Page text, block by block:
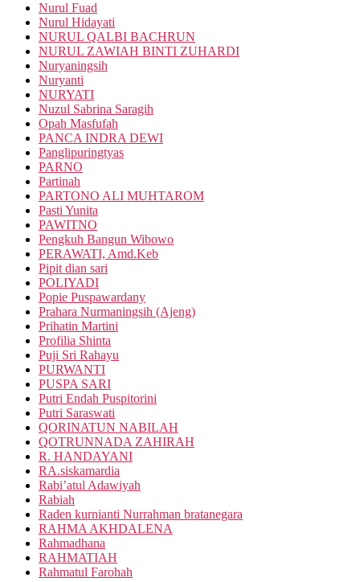
Nurul Fuad
Nurul Hidayati
NURUL QALBI BACHRUN
NURUL ZAWIAH BINTI ZUHARDI
Nuryaningsih
Nuryanti
NURYATI
Nuzul Sabrina Saragih
Opah Masfufah
PANCA INDRA DEWI
Panglipuringtyas
PARNO
Partinah
PARTONO ALI MUHTAROM
Pasti Yunita
PAWITNO
Pengkuh Bangun Wibowo
PERAWATI, Amd.Keb
Pipit dian sari
POLIYADI
Popie Puspawardany
Prahara Nurmaningsih (Ajeng)
Prihatin Martini
Profilia Shinta
Puji Sri Rahayu
PURWANTI
PUSPA SARI
Putri Endah Puspitorini
Putri Saraswati
QORINATUN NABILAH
QOTRUNNADA ZAHIRAH
R. HANDAYANI
RA.siskamardia
Rabi’atul Adawiyah
Rabiah
Raden kurnianti Nurrahman bratanegara
RAHMA AKHDALENA
Rahmadhana
RAHMATIAH
Rahmatul Farohah